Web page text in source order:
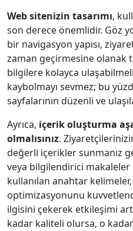
Web sitenizin tasarımı,
son derece önemlidir. Göz
bir navigasyon yapısı,
zaman geçirmesine olanak
bilgilere kolayca
kaybolmayı sevmez; bu
sayfalarının düzenli ve
Ayrıca, içerik oluşturma
olmalısınız.
değerli içerikler sunmanız
veya bilgilendirici
kullanılan anahtar
optimizasyonunu
ilgisini çekerek etkileşimi
kadar kaliteli olursa, o kadar